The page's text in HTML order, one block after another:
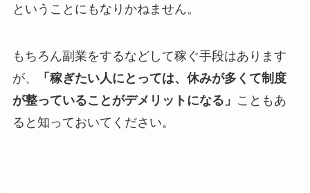
ということにもなりかねません。
もちろん副業をするなどして稼ぐ手段はあります
が、
「稼ぎたい人にとっては、休みが多くて制度
が整っていることがデメリットになる」 こともあ
ると知っておいてください。